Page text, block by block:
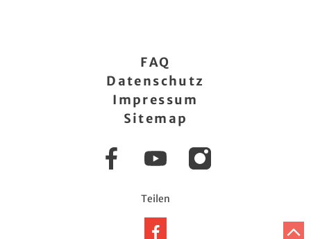
Teilen
Auf
FacebookYouTubeInstagram
FAQ
Datenschutz
Impressum
Sitemap